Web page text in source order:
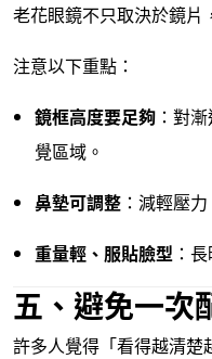
老花眼鏡不只取決於鏡片
注意以下重點：
鏡框高度要足夠 ：對
覺區域。
鼻墊可調整 ：減輕壓
重量輕、服貼臉型 ：
五、避免一次
許多人覺得「看得越清